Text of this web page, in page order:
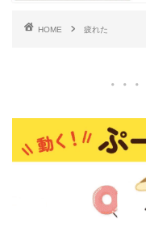
HOME 疲れた